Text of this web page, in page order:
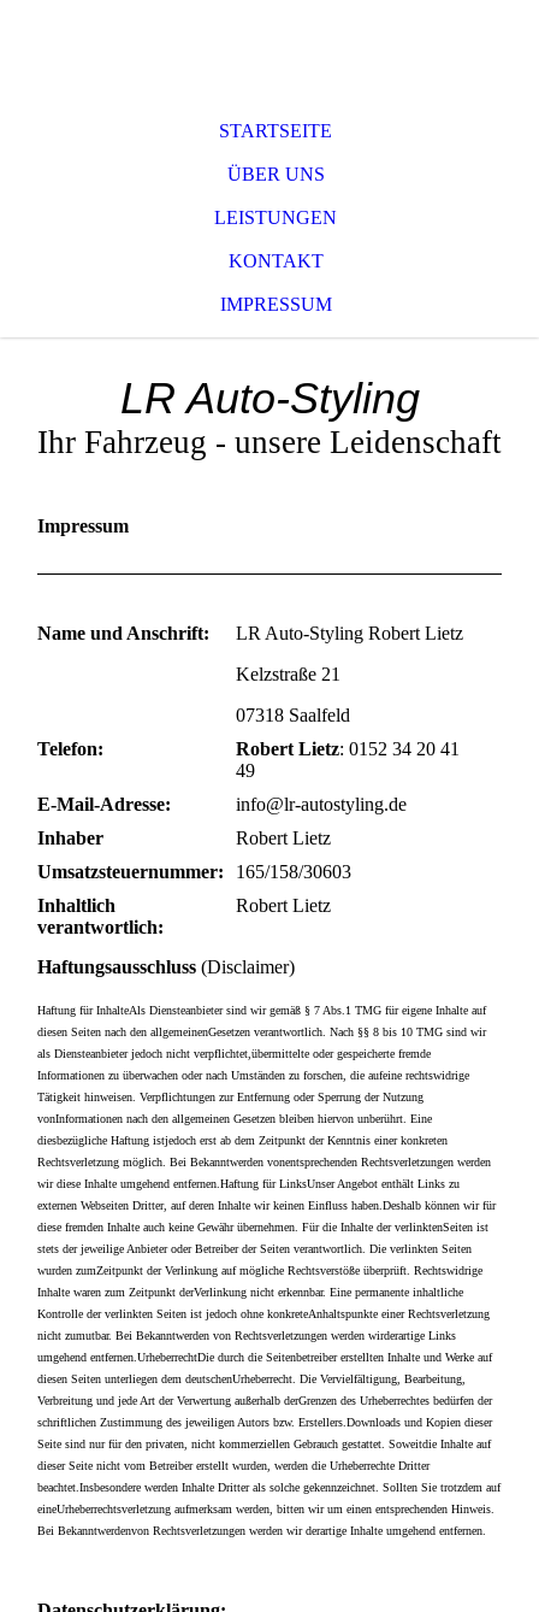
STARTSEITE
ÜBER UNS
LEISTUNGEN
KONTAKT
IMPRESSUM
LR Auto-Styling
Ihr Fahrzeug - unsere Leidenschaft
Impressum
Name und Anschrift:
LR Auto-Styling Robert Lietz
Kelzstraße 21
07318 Saalfeld
Telefon:
Robert Lietz: 0152 34 20 41
49
E-Mail-Adresse:
info@lr-autostyling.de
Inhaber
Robert Lietz
Umsatzsteuernummer:
165/158/30603
Inhaltlich
verantwortlich:
Robert Lietz
Haftungsausschluss (Disclaimer)
Haftung für InhalteAls Diensteanbieter sind wir gemäß § 7 Abs.1 TMG für eigene Inhalte auf
diesen Seiten nach den allgemeinenGesetzen verantwortlich. Nach §§ 8 bis 10 TMG sind wir
als Diensteanbieter jedoch nicht verpflichtet,übermittelte oder gespeicherte fremde
Informationen zu überwachen oder nach Umständen zu forschen, die aufeine rechtswidrige
Tätigkeit hinweisen. Verpflichtungen zur Entfernung oder Sperrung der Nutzung
vonInformationen nach den allgemeinen Gesetzen bleiben hiervon unberührt. Eine
diesbezügliche Haftung istjedoch erst ab dem Zeitpunkt der Kenntnis einer konkreten
Rechtsverletzung möglich. Bei Bekanntwerden vonentsprechenden Rechtsverletzungen werden
wir diese Inhalte umgehend entfernen.Haftung für LinksUnser Angebot enthält Links zu
externen Webseiten Dritter, auf deren Inhalte wir keinen Einfluss haben.Deshalb können wir für
diese fremden Inhalte auch keine Gewähr übernehmen. Für die Inhalte der verlinktenSeiten ist
stets der jeweilige Anbieter oder Betreiber der Seiten verantwortlich. Die verlinkten Seiten
wurden zumZeitpunkt der Verlinkung auf mögliche Rechtsverstöße überprüft. Rechtswidrige
Inhalte waren zum Zeitpunkt derVerlinkung nicht erkennbar. Eine permanente inhaltliche
Kontrolle der verlinkten Seiten ist jedoch ohne konkreteAnhaltspunkte einer Rechtsverletzung
nicht zumutbar. Bei Bekanntwerden von Rechtsverletzungen werden wirderartige Links
umgehend entfernen.UrheberrechtDie durch die Seitenbetreiber erstellten Inhalte und Werke auf
diesen Seiten unterliegen dem deutschenUrheberrecht. Die Vervielfältigung, Bearbeitung,
Verbreitung und jede Art der Verwertung außerhalb derGrenzen des Urheberrechtes bedürfen der
schriftlichen Zustimmung des jeweiligen Autors bzw. Erstellers.Downloads und Kopien dieser
Seite sind nur für den privaten, nicht kommerziellen Gebrauch gestattet. Soweitdie Inhalte auf
dieser Seite nicht vom Betreiber erstellt wurden, werden die Urheberrechte Dritter
beachtet.Insbesondere werden Inhalte Dritter als solche gekennzeichnet. Sollten Sie trotzdem auf
eineUrheberrechtsverletzung aufmerksam werden, bitten wir um einen entsprechenden Hinweis.
Bei Bekanntwerdenvon Rechtsverletzungen werden wir derartige Inhalte umgehend entfernen.